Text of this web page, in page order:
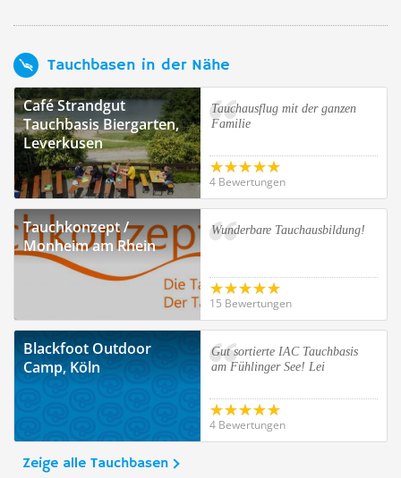
Tauchbasen in der Nähe
Café Strandgut
Tauchbasis Biergarten,
Leverkusen
Tauchausflug mit der ganzen
Familie
4 Bewertungen
Tauchkonzept /
Monheim am Rhein
Wunderbare Tauchausbildung!
15 Bewertungen
Blackfoot Outdoor
Camp, Köln
Gut sortierte IAC Tauchbasis
am Fühlinger See! Lei
4 Bewertungen
Zeige alle Tauchbasen